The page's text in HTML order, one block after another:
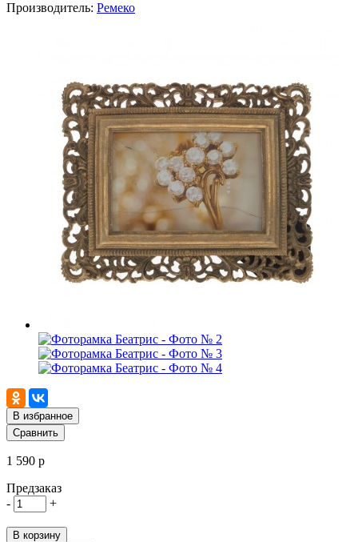
Производитель: Ремеко
В избранное
Сравнить
1 590 р
Предзаказ
-
+
В корзину